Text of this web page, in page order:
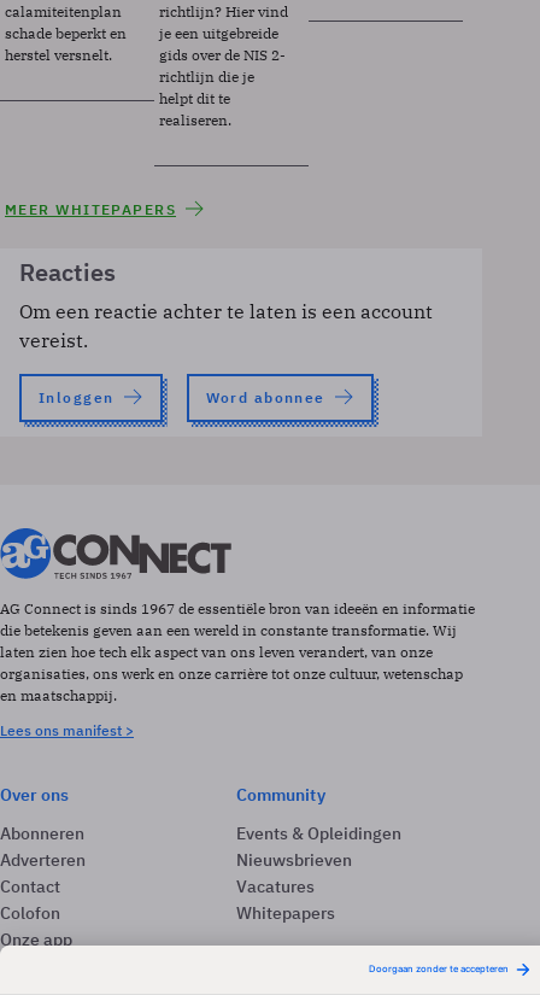
calamiteitenplan
schade beperkt en
herstel versnelt.
richtlijn? Hier vind
je een uitgebreide
gids over de NIS 2-
richtlijn die je
helpt dit te
realiseren.
MEER WHITEPAPERS
Reacties
Om een reactie achter te laten is een account
vereist.
Inloggen Word abonnee
AG Connect is sinds 1967 de essentiële bron van ideeën en informatie
die betekenis geven aan een wereld in constante transformatie. Wij
laten zien hoe tech elk aspect van ons leven verandert, van onze
organisaties, ons werk en onze carrière tot onze cultuur, wetenschap
en maatschappij.
Lees ons manifest >
Over ons
Abonneren
Adverteren
Contact
Colofon
Onze app
Community
Events & Opleidingen
Nieuwsbrieven
Vacatures
Whitepapers